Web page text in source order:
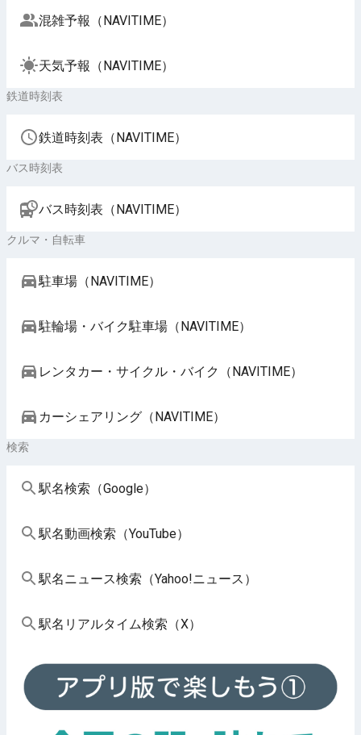
混雑予報（NAVITIME）
天気予報（NAVITIME）
鉄道時刻表
鉄道時刻表（NAVITIME）
バス時刻表
バス時刻表（NAVITIME）
クルマ・自転車
駐車場（NAVITIME）
駐輪場・バイク駐車場（NAVITIME）
レンタカー・サイクル・バイク（NAVITIME）
カーシェアリング（NAVITIME）
検索
駅名検索（Google）
駅名動画検索（YouTube）
駅名ニュース検索（Yahoo!ニュース）
駅名リアルタイム検索（X）